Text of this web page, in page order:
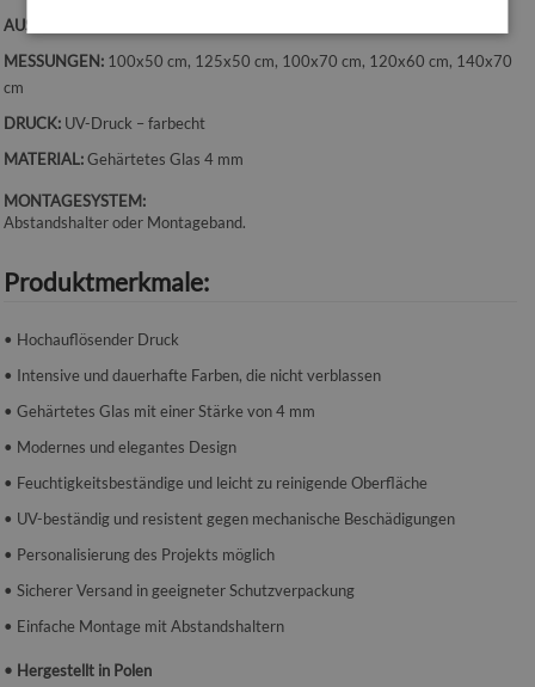
AUSRICHTUNG:
MESSUNGEN: 100x50 cm, 125x50 cm, 100x70 cm, 120x60 cm, 140x70
cm
DRUCK: UV-Druck – farbecht
MATERIAL:Gehärtetes Glas 4 mm
MONTAGESYSTEM:
Abstandshalter oder Montageband.
Produktmerkmale:
• Hochauflösender Druck
• Intensive und dauerhafte Farben, die nicht verblassen
• Gehärtetes Glas mit einer Stärke von 4 mm
• Modernes und elegantes Design
• Feuchtigkeitsbeständige und leicht zu reinigende Oberfläche
• UV-beständig und resistent gegen mechanische Beschädigungen
• Personalisierung des Projekts möglich
• Sicherer Versand in geeigneter Schutzverpackung
• Einfache Montage mit Abstandshaltern
• Hergestellt in Polen